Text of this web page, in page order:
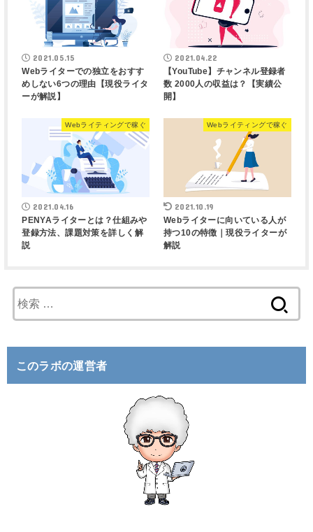
2021.05.15
Webライターでの独立をおすす
めしない6つの理由【現役ライタ
ーが解説】
2021.04.22
【YouTube】チャンネル登録者
数 2000人の収益は？【実績公
開】
Webライティングで稼ぐ
2021.04.16
PENYAライターとは？仕組みや
登録方法、課題対策を詳しく解
説
Webライティングで稼ぐ
2021.10.19
Webライターに向いている人が
持つ10の特徴｜現役ライターが
解説
索
このラボの運営者